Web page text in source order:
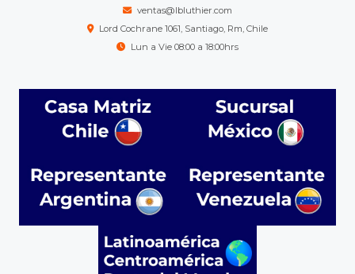
ventas@lbluthier.com
Lord Cochrane 1061, Santiago, Rm, Chile
Lun a Vie 08:00 a 18:00hrs